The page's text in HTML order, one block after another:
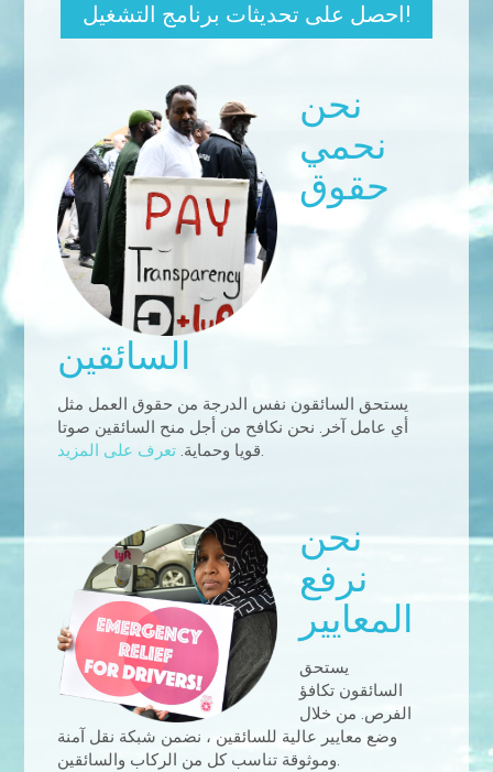
احصل على تحديثات برنامج التشغيل!
نحن
نحمي
حقوق
السائقين
يستحق السائقون نفس الدرجة من حقوق العمل مثل
أي عامل آخر. نحن نكافح من أجل منح السائقين صوتا
قويا وحماية. تعرف على المزيد .
نحن
نرفع
المعايير
يستحق
السائقون تكافؤ
الفرص. من خلال
وضع معايير عالية للسائقين ، نضمن شبكة نقل آمنة
وموثوقة تناسب كل من الركاب والسائقين.